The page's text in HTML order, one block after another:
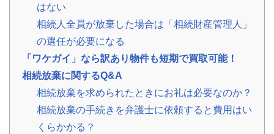
はない
相続人全員が放棄した場合は「相続財産管理人」
の選任が必要になる
「ワケガイ」なら訳あり物件も短期で買取可能！
相続放棄に関するQ&A
相続放棄を求められたときにお礼は必要なのか？
相続放棄の手続きを弁護士に依頼すると費用はい
くらかかる？